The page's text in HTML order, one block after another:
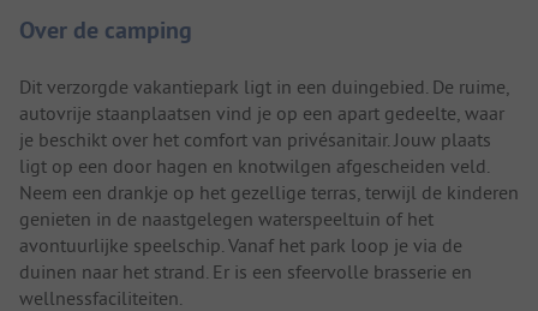
Over de camping
Dit verzorgde vakantiepark ligt in een duingebied. De ruime,
autovrije staanplaatsen vind je op een apart gedeelte, waar
je beschikt over het comfort van privésanitair. Jouw plaats
ligt op een door hagen en knotwilgen afgescheiden veld.
Neem een drankje op het gezellige terras, terwijl de kinderen
genieten in de naastgelegen waterspeeltuin of het
avontuurlijke speelschip. Vanaf het park loop je via de
duinen naar het strand. Er is een sfeervolle brasserie en
wellnessfaciliteiten.